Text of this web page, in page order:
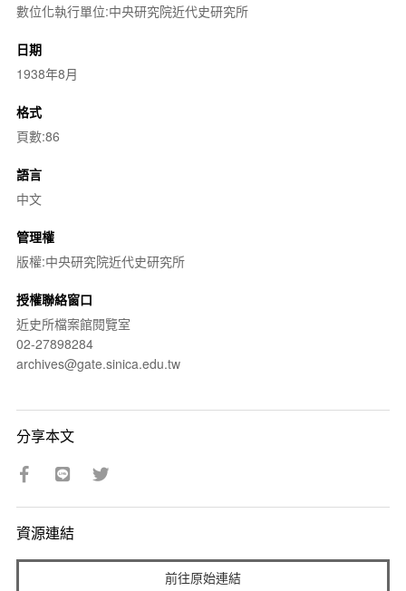
數位化執行單位:中央研究院近代史研究所
日期
1938年8月
格式
頁數:86
語言
中文
管理權
版權:中央研究院近代史研究所
授權聯絡窗口
近史所檔案館閱覽室
02-27898284
archives@gate.sinica.edu.tw
分享本文
資源連結
前往原始連結